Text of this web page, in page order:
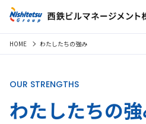
HOME わたしたちの強み
わたしたちの
OUR STRENGTHS